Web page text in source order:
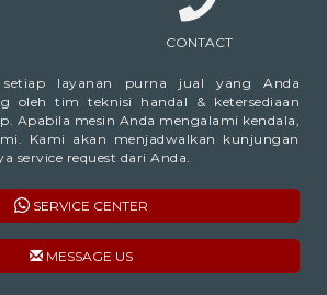
CONTACT
setiap layanan purna jual yang Anda
oleh tim teknisi handal & ketersediaan
Apabila mesin Anda mengalami kendala,
Kami akan menjadwalkan kunjungan
service request dari Anda.
SERVICE CENTER
MESSAGE US